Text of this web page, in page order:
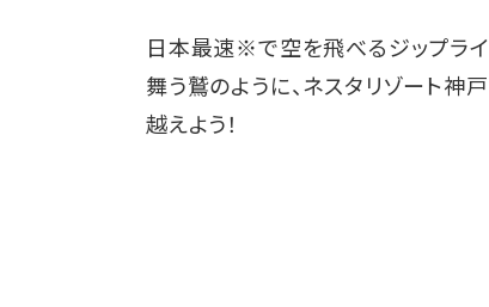
日本最速※で空を飛べるジップライ
舞う鷲のように、ネスタリゾート
越えよう！